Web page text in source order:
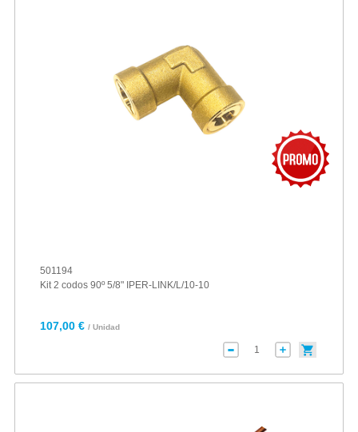
501194
Kit 2 codos 90º 5/8" IPER-LINK/L/10-10
107,00 € / Unidad